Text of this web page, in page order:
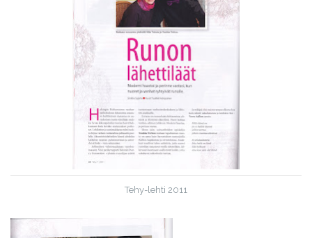
Tehy-lehti 2011